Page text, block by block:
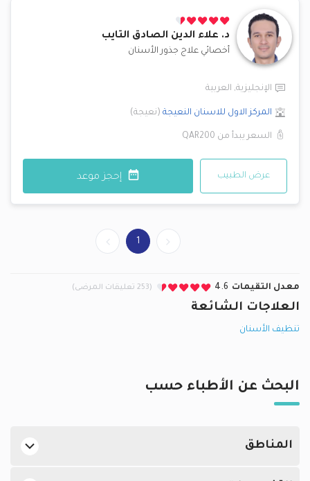
د. علاء الدين الصادق التايب
أخصائي علاج جذور الأسنان
الإنجليزية, العربية
المركز الاول للاسنان النعيجة (نعيجة)
السعر يبدأ من QAR200
عرض الطبيب إحجز موعد
1
معدل التقيمات 4.6 (253 تعليقات المرضى)
العلاجات الشائعة
تنظيف الأسنان
البحث عن الأطباء حسب
المناطق